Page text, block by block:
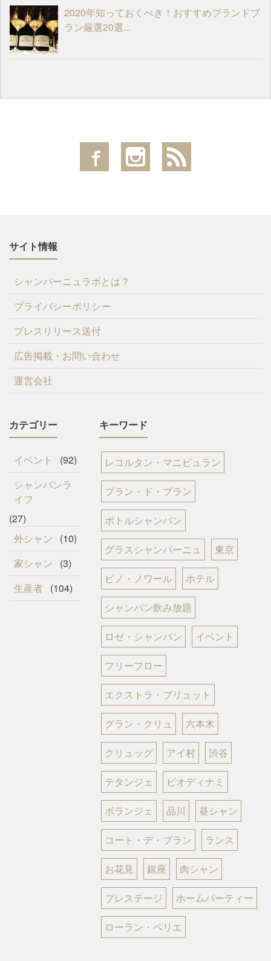
2020年知っておくべき！おすすめブランドブ
ラン厳選20選...
サイト情報
シャンパーニュラボとは？
プライバシーポリシー
プレスリリース送付
広告掲載・お問い合わせ
運営会社
カテゴリー
イベント
(92)
シャンパンラ
イフ
(27)
外シャン
(10)
家シャン
(3)
生産者 (104)
キーワード
レコルタン・マニピュラン
ブラン・ド・ブラン
ボトルシャンパン
グラスシャンパーニュ 東京
ピノ・ノワール ホテル
シャンパン飲み放題
ロゼ・シャンパン イベント
フリーフロー
エクストラ・ブリュット
グラン・クリュ 六本木
クリュッグ アイ村 渋谷
テタンジェ ビオディナミ
ボランジェ 品川 昼シャン
コート・デ・ブラン ランス
お花見 銀座 肉シャン
プレステージ ホームパーティー
ローラン・ペリエ